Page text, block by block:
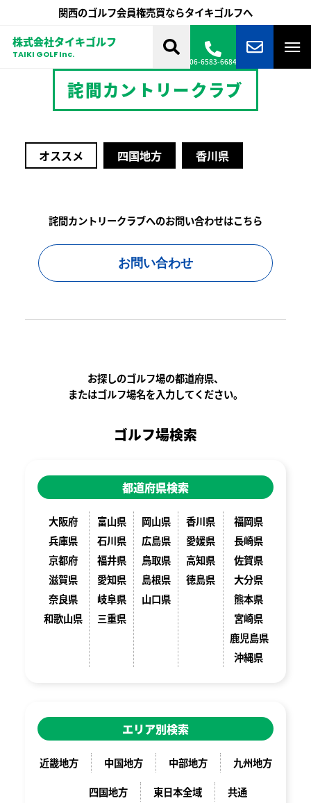
関西のゴルフ会員権売買ならタイキゴルフへ
株式会社タイキゴルフ
TAIKI GOLF Inc.
06-6583-6684
詫間カントリークラブ
オススメ 四国地方 香川県
詫間カントリークラブへのお問い合わせはこちら
お問い合わせ
お探しのゴルフ場の都道府県、
またはゴルフ場名を入力してください。
ゴルフ場検索
都道府県検索
大阪府
兵庫県
京都府
滋賀県
奈良県
和歌山県
富山県
石川県
福井県
愛知県
岐阜県
三重県
岡山県
広島県
鳥取県
島根県
山口県
香川県
愛媛県
高知県
徳島県
福岡県
長崎県
佐賀県
大分県
熊本県
宮崎県
鹿児島県
沖縄県
エリア別検索
近畿地方 中国地方 中部地方
九州地方
四国地方
東日本全域 共通